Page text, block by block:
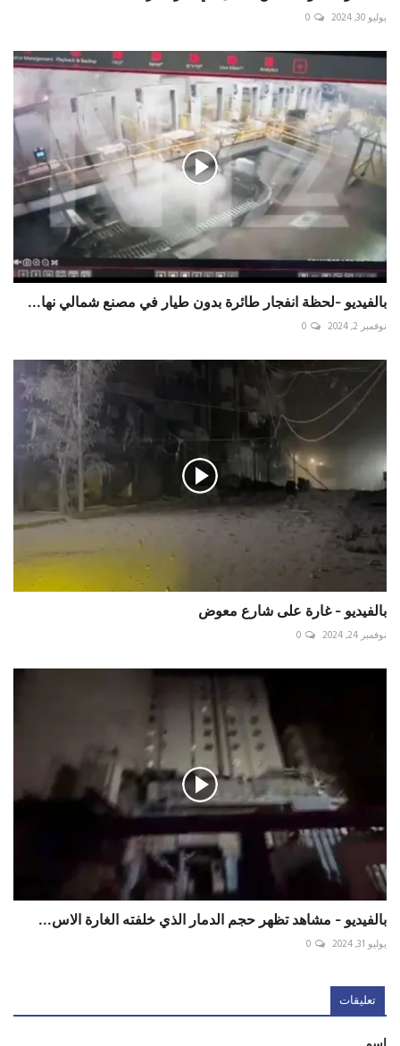
يوليو 30, 2024 0
بالفيديو -لحظة انفجار طائرة بدون طيار في مصنع شمالي نها...
نوفمبر 2, 2024 0
بالفيديو - غارة على شارع معوض
نوفمبر 24, 2024 0
بالفيديو - مشاهد تظهر حجم الدمار الذي خلفته الغارة الاس...
يوليو 31, 2024 0
تعليقات